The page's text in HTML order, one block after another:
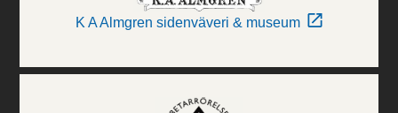
K A Almgren sidenväveri & museum